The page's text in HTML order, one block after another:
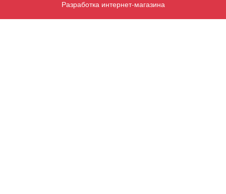
Разработка интернет-магазина